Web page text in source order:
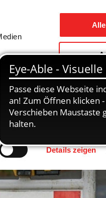
gesetzt.
Details zeigen
Gemeinde / Geschichte